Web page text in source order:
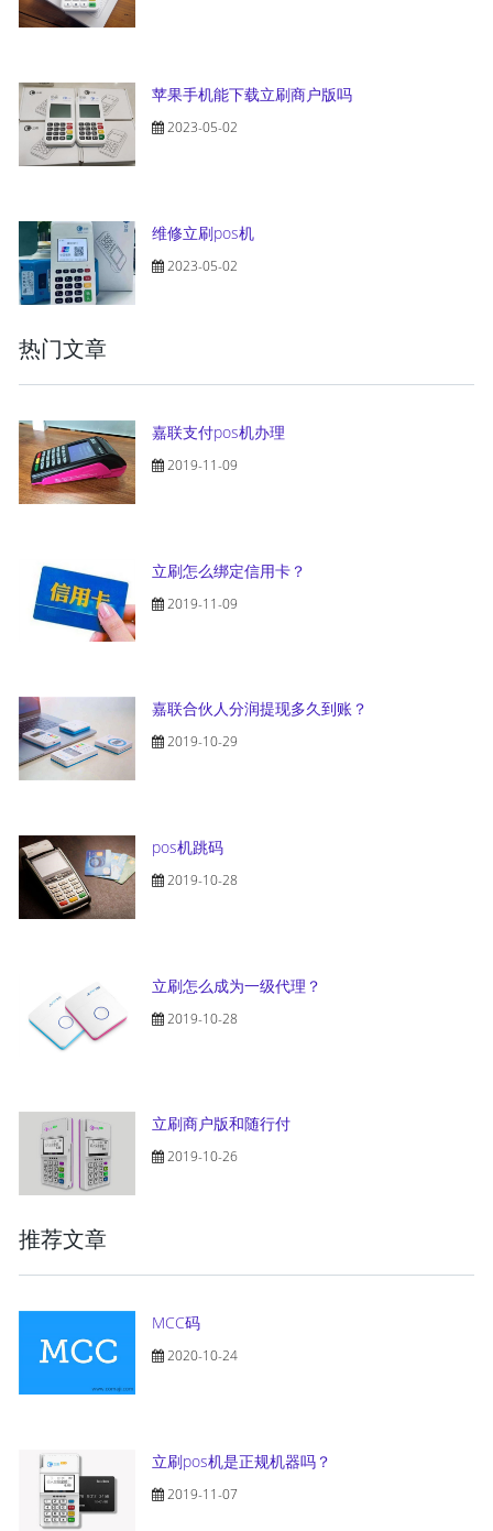
苹果手机能下载立刷商户版吗
2023-05-02
维修立刷pos机
2023-05-02
热门文章
嘉联支付pos机办理
2019-11-09
立刷怎么绑定信用卡？
2019-11-09
嘉联合伙人分润提现多久到账？
2019-10-29
pos机跳码
2019-10-28
立刷怎么成为一级代理？
2019-10-28
立刷商户版和随行付
2019-10-26
推荐文章
MCC码
2020-10-24
立刷pos机是正规机器吗？
2019-11-07